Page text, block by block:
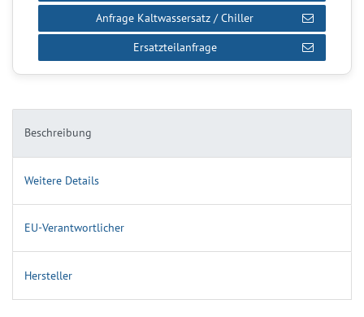
Beschreibung
Weitere Details
EU-Verantwortlicher
Hersteller
Anfrage Kaltwassersatz / Chiller
Ersatzteilanfrage